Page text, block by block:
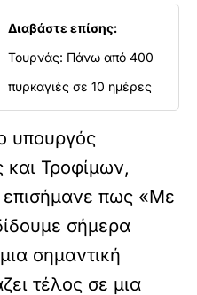
Διαβάστε επίσης:
Τουρνάς: Πάνω από 400
πυρκαγιές σε 10 ημέρες
υπουργός
και Τροφίμων,
πως «Με
σήμερα
σημαντική
τέλος σε μια